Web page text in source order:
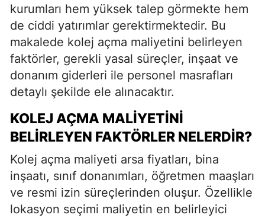
kurumları hem yüksek talep görmekte hem
de ciddi yatırımlar gerektirmektedir. Bu
makalede kolej açma maliyetini belirleyen
faktörler, gerekli yasal süreçler, inşaat ve
donanım giderleri ile personel masrafları
detaylı şekilde ele alınacaktır.
KOLEJ AÇMA MALIYETINI
BELIRLEYEN FAKTÖRLER NELERDIR?
Kolej açma maliyeti arsa fiyatları, bina
inşaatı, sınıf donanımları, öğretmen maaşları
ve resmi izin süreçlerinden oluşur. Özellikle
lokasyon seçimi maliyetin en belirleyici